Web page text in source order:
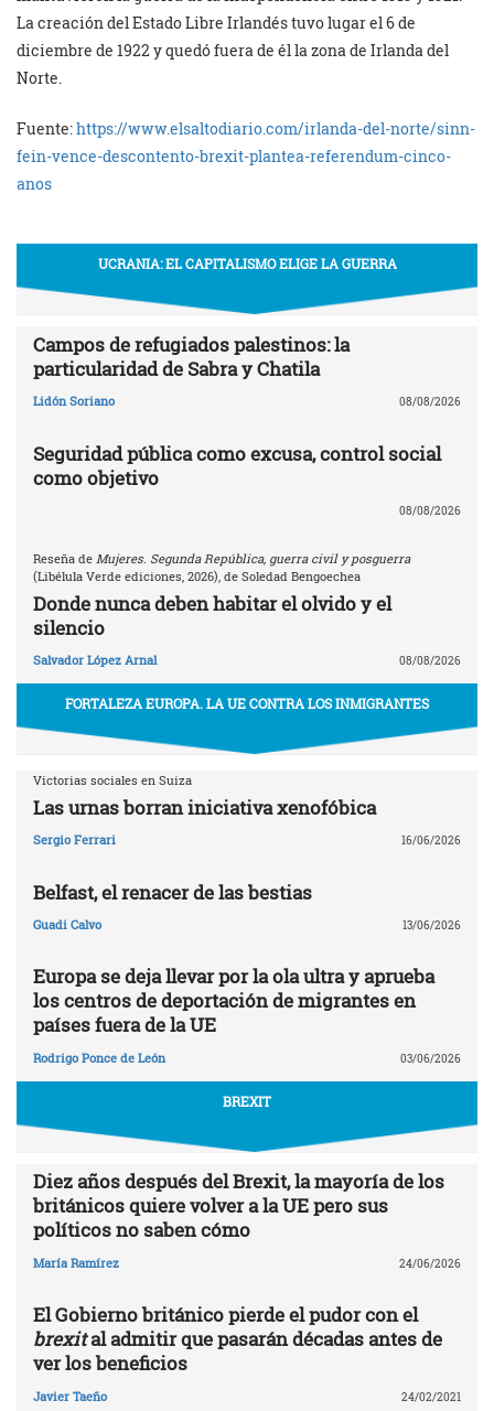
La creación del Estado Libre Irlandés tuvo lugar el 6 de
diciembre de 1922 y quedó fuera de él la zona de Irlanda del
Norte.
Fuente:https://www.elsaltodiario.com/irlanda-del-norte/sinn-
fein-vence-descontento-brexit-plantea-referendum-cinco-
anos
UCRANIA: EL CAPITALISMO ELIGE LA GUERRA
Campos de refugiados palestinos: la
particularidad de Sabra y Chatila
Lidón Soriano 08/08/2026
Seguridad pública como excusa, control social
como objetivo
08/08/2026
Reseña de Mujeres. Segunda República, guerra civil y posguerra
(Libélula Verde ediciones, 2026), de Soledad Bengoechea
Donde nunca deben habitar el olvido y el
silencio
Salvador López Arnal 08/08/2026
FORTALEZA EUROPA. LA UE CONTRA LOS INMIGRANTES
Victorias sociales en Suiza
Las urnas borran iniciativa xenofóbica
Sergio Ferrari 16/06/2026
Belfast, el renacer de las bestias
Guadi Calvo 13/06/2026
Europa se deja llevar por la ola ultra y aprueba
los centros de deportación de migrantes en
países fuera de la UE
Rodrigo Ponce de León 03/06/2026
BREXIT
Diez años después del Brexit, la mayoría de los
británicos quiere volver a la UE pero sus
políticos no saben cómo
María Ramírez 24/06/2026
El Gobierno británico pierde el pudor con el
brexital admitir que pasarán décadas antes de
ver los beneficios
Javier Taeño 24/02/2021